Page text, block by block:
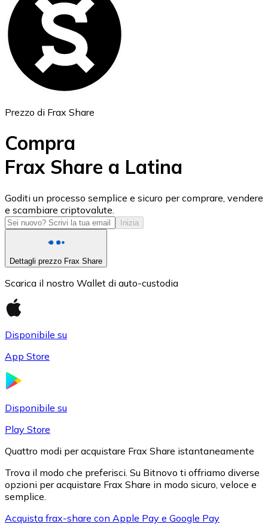
Ethereum
USD Coin
USDC
Prezzo di Frax Share
Compra
Frax Share a Latina
Goditi un processo semplice e sicuro per comprare, vendere
e scambiare criptovalute.
Inizia
Dettagli prezzo Frax Share
Scarica il nostro Wallet di auto-custodia
Disponibile su
App Store
Disponibile su
Play Store
Quattro modi per acquistare Frax Share istantaneamente
Trova il modo che preferisci. Su Bitnovo ti offriamo diverse
opzioni per acquistare Frax Share in modo sicuro, veloce e
semplice.
Acquista frax-share con Apple Pay e Google Pay